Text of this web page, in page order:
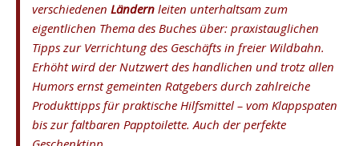
verschiedenen Ländern leiten unterhaltsam zum
eigentlichen Thema des Buches über: praxistauglichen
Tipps zur Verrichtung des Geschäfts in freier Wildbahn.
Erhöht wird der Nutzwert des handlichen und trotz allen
Humors ernst gemeinten Ratgebers durch zahlreiche
Produkttipps für praktische Hilfsmittel – vom Klappspaten
bis zur faltbaren Papptoilette. Auch der perfekte